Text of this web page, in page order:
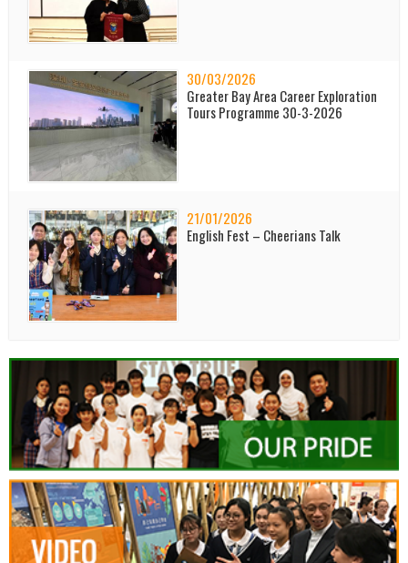
30/03/2026
Greater Bay Area Career Exploration
Tours Programme 30-3-2026
21/01/2026
English Fest – Cheerians Talk